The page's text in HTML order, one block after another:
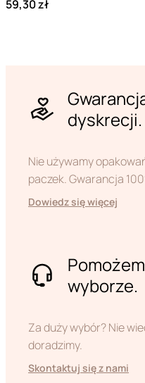
59,30 zł
dyskrecji.
Nie używamy
paczek. Gwarancja
Dowiedz się więcej
wyborze.
Za duży wybór? Nie
doradzimy.
Skontaktuj się z nami